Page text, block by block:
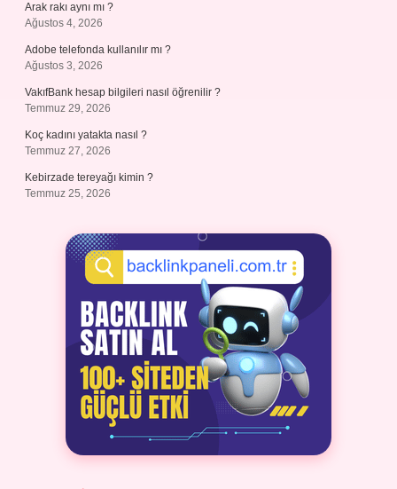
Arak rakı aynı mı ?
Ağustos 4, 2026
Adobe telefonda kullanılır mı ?
Ağustos 3, 2026
VakıfBank hesap bilgileri nasıl öğrenilir ?
Temmuz 29, 2026
Koç kadını yatakta nasıl ?
Temmuz 27, 2026
Kebirzade tereyağı kimin ?
Temmuz 25, 2026